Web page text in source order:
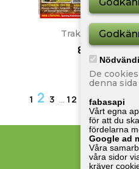
 Snabbvy
Traktor Nr 5 2011
80,00 kr
1 23 12
De
denna sida
fabasapi
Vårt egna
för att du
fördelarna
Google ad
Våra
våra sidor
kräver